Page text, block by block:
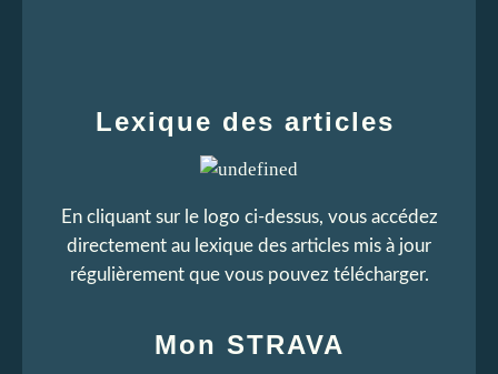
Lexique des articles
En cliquant sur le logo ci-dessus, vous accédez
directement au lexique des articles mis à jour
régulièrement que vous pouvez télécharger.
Mon STRAVA